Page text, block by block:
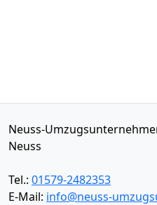
Neuss-
Neuss
Tel.: 01579-2482353
E-Mail: info@neuss-